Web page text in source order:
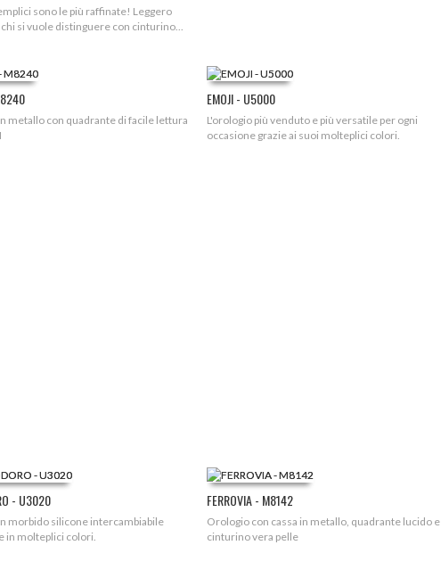
sono le più raffinate! Leggero
si vuole distinguere con cinturino...
metallo con quadrante di facile lettura
EMOJI - U5000
L'orologio più venduto e più versatile per ogni
occasione grazie ai suoi molteplici colori.
- U3020
morbido silicone intercambiabile
in molteplici colori.
FERROVIA - M8142
Orologio con cassa in metallo, quadrante lucido e
cinturino vera pelle